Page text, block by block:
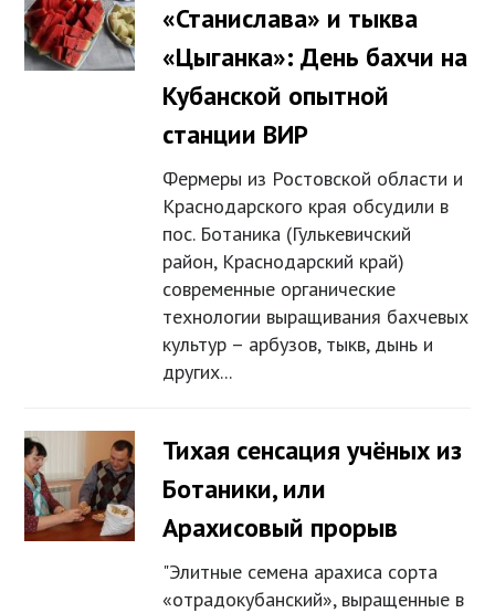
«Станислава» и тыква
«Цыганка»: День бахчи на
Кубанской опытной
станции ВИР
Фермеры из Ростовской области и
Краснодарского края обсудили в
пос. Ботаника (Гулькевичский
район, Краснодарский край)
современные органические
технологии выращивания бахчевых
культур – арбузов, тыкв, дынь и
других...
Тихая сенсация учёных из
Ботаники, или
Арахисовый прорыв
"Элитные семена арахиса сорта
«отрадокубанский», выращенные в